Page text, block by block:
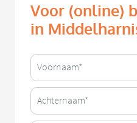
Voor (online)
in